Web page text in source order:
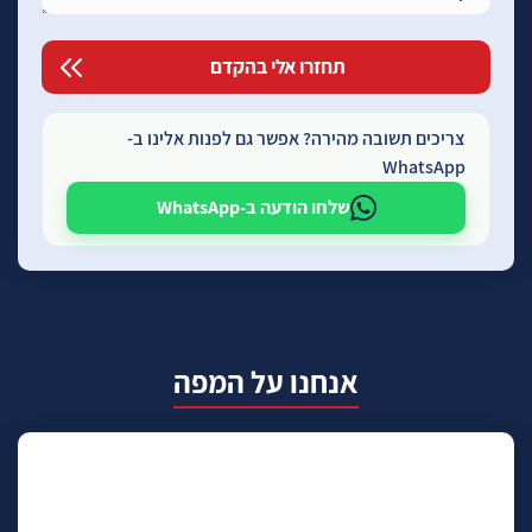
צריכים תשובה מהירה? אפשר גם לפנות אלינו ב-
WhatsApp
שלחו הודעה ב-WhatsApp
אנחנו על המפה